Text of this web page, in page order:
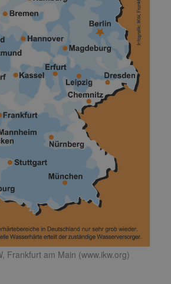
Frankfurt am Main (www.ikw.org)